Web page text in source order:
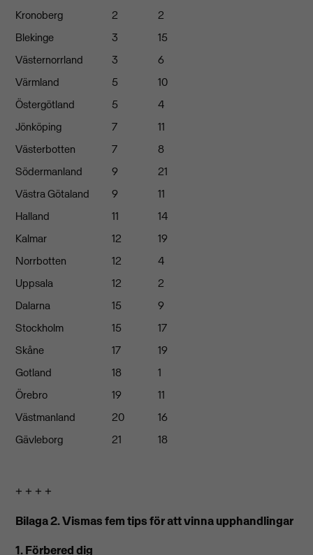
Kronoberg
2
2
Blekinge
3
15
Västernorrland
3
6
Värmland
5
10
Östergötland
5
4
Jönköping
7
11
Västerbotten
7
8
Södermanland
9
21
Västra Götaland
9
11
Halland
11
14
Kalmar
12
19
Norrbotten
12
4
Uppsala
12
2
Dalarna
15
9
Stockholm
15
17
Skåne
17
19
Gotland
18
1
Örebro
19
11
Västmanland
20
16
Gävleborg
21 18
+ + + +
Bilaga 2. Vismas fem tips för att vinna upphandlingar
1. Förbered dig